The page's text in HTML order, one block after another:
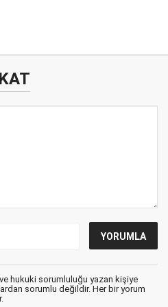
hukuki sorumluluğu yazan kişiye
sorumlu değildir. Her bir yorum